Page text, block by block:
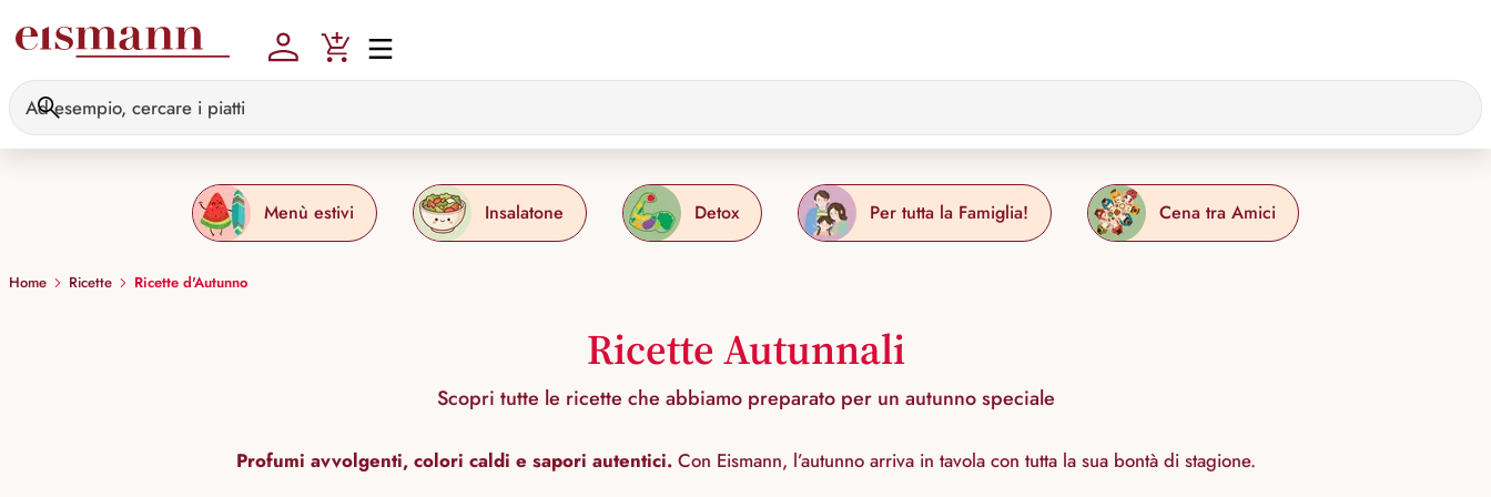
Menù estivi Insalatone Detox Per tutta la Famiglia! Cena tra Amici
Home Ricette Ricette d'Autunno
Ricette Autunnali
Scopri tutte le ricette che abbiamo preparato per un autunno speciale
Profumi avvolgenti, colori caldi e sapori autentici. Con Eismann, l’autunno arriva in tavola con tutta la sua bontà di stagione.